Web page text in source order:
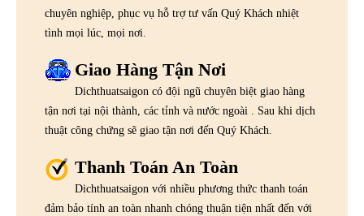
chuyên nghiệp, phục vụ hỗ trợ tư vấn Quý Khách nhiệt
tình mọi lúc, mọi nơi.
Giao Hàng Tận Nơi
Dichthuatsaigon có đội ngũ chuyên biệt giao hàng
tận nơi tại nội thành, các tỉnh và nước ngoài . Sau khi dịch
thuật công chứng sẽ giao tận nơi đến Quý Khách.
Thanh Toán An Toàn
Dichthuatsaigon với nhiều phương thức thanh toán
đảm bảo tính an toàn nhanh chóng thuận tiện nhất đến với